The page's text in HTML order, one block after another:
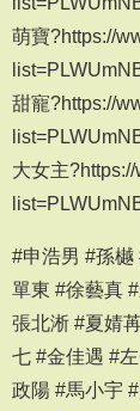
萌寶?https://
甜寵?https://
大女主
#申浩男 #孫樾
單東 #徐藝真
張北淅 #夏婧
七 #金佳遇 #
政陽 #馬小宇